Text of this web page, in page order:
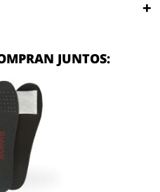
JUNTOS: